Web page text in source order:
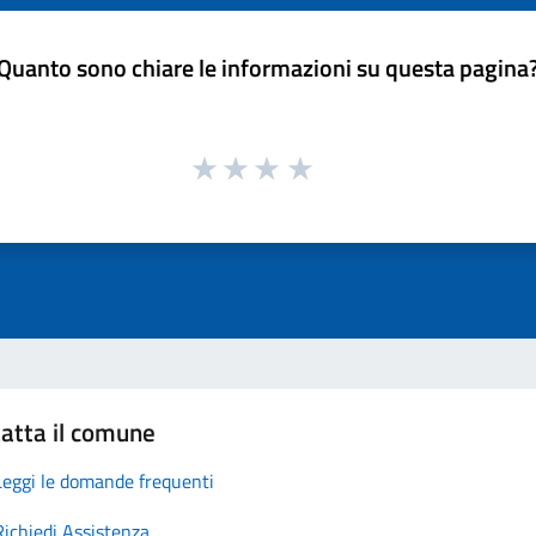
sono chiare le informazioni su questa
il comune
le domande frequenti